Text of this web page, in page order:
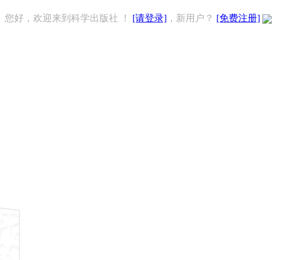
您好，欢迎来到科学出版社 ！ [请登录] ，新用户？ [免费注册]